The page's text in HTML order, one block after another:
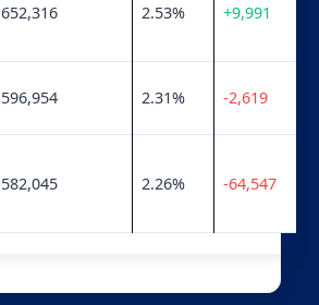
652,316 2.53% +9,991
596,954 2.31% -2,619
582,045 2.26% -64,547